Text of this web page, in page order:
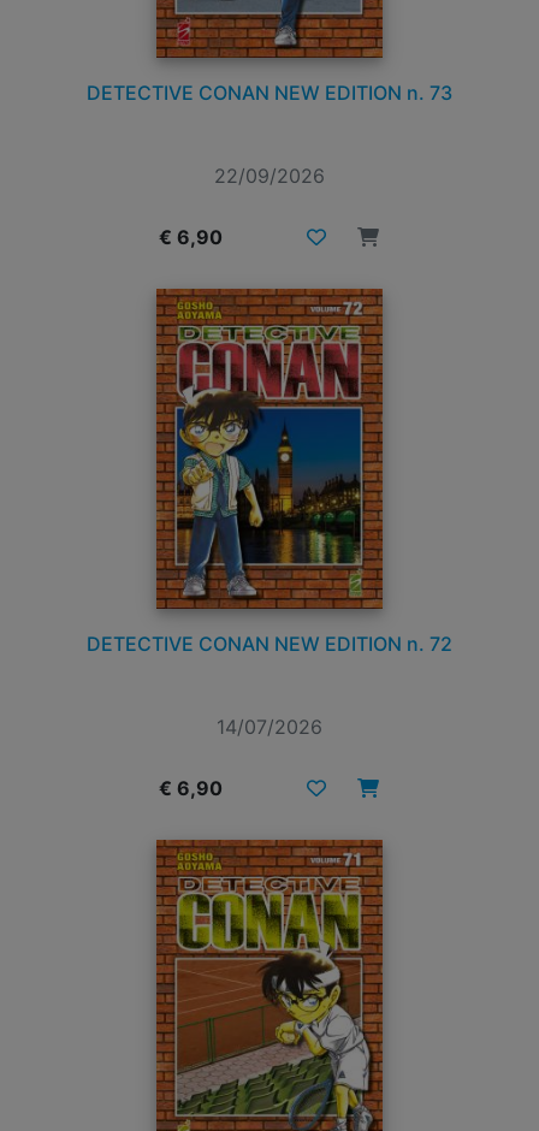
DETECTIVE CONAN NEW EDITION n. 73
22/09/2026
€ 6,90
DETECTIVE CONAN NEW EDITION n. 72
14/07/2026
€ 6,90